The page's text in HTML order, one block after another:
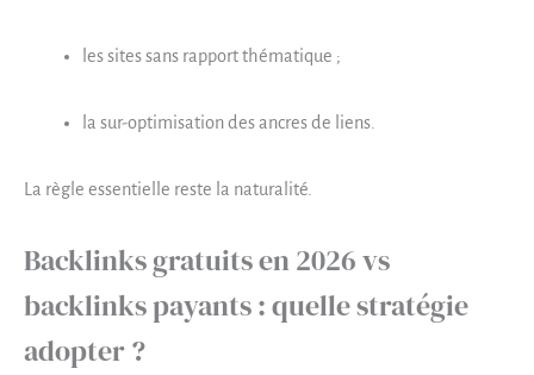
les sites sans rapport thématique ;
la sur-optimisation des ancres de liens.
La règle essentielle reste la naturalité.
Backlinks gratuits en 2026 vs
backlinks payants : quelle stratégie
adopter ?